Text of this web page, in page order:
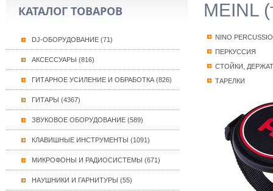
КАТАЛОГ ТОВАРОВ
DJ-ОБОРУДОВАНИЕ (71)
АКСЕССУАРЫ (816)
ГИТАРНОЕ УСИЛЕНИЕ И ОБРАБОТКА (826)
ГИТАРЫ (4367)
ЗВУКОВОЕ ОБОРУДОВАНИЕ (589)
КЛАВИШНЫЕ ИНСТРУМЕНТЫ (1091)
МИКРОФОНЫ И РАДИОСИСТЕМЫ (671)
НАУШНИКИ И ГАРНИТУРЫ (55)
MEINL
NINO
ПЕРКУССИЯ
СТОЙКИ,
ТАРЕЛКИ